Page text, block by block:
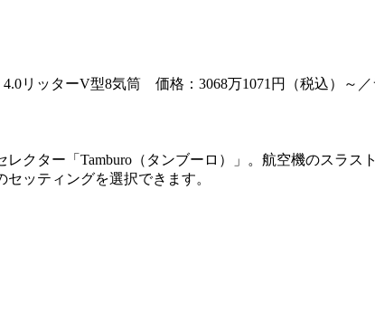
リッターV型8気筒 価格：3068万1071円（税込）～
クター「Tamburo（タンブーロ）」。航空機のスラ
ッティングを選択できます。